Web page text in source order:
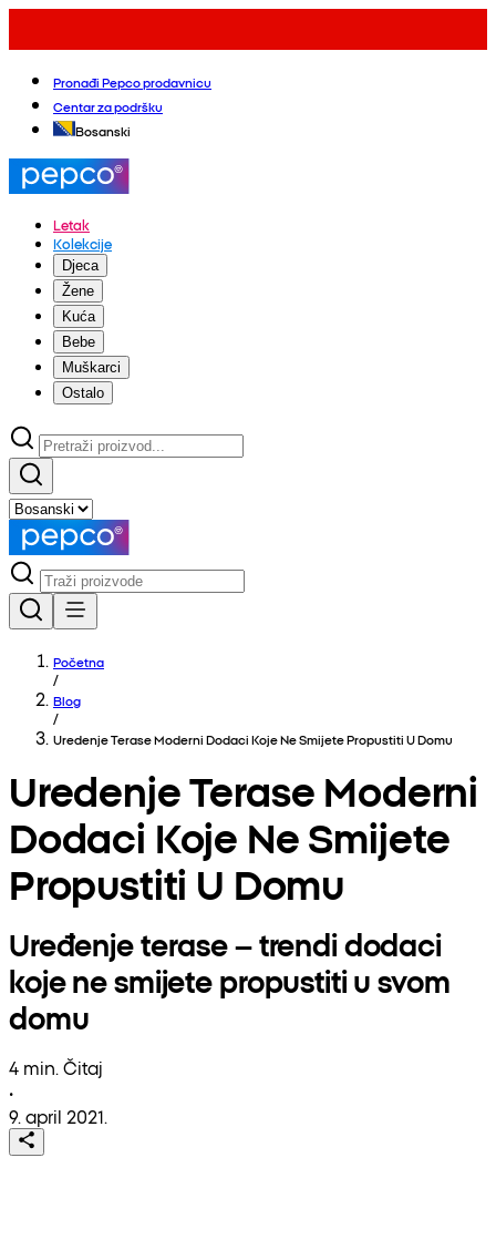
Pronađi Pepco prodavnicu
Centar za podršku
Bosanski
Letak
Kolekcije
Djeca
Žene
Kuća
Bebe
Muškarci
Ostalo
Početna
/
Blog
/
Uredenje Terase Moderni Dodaci Koje Ne Smijete Propustiti U Domu
Uredenje Terase Moderni
Dodaci Koje Ne Smijete
Propustiti U Domu
Uređenje terase – trendi dodaci
koje ne smijete propustiti u svom
domu
4 min. Čitaj
•
9. april 2021.